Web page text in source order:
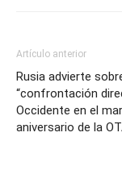
Artículo anterior
Rusia advierte
“confrontación
Occidente en el
aniversario de la